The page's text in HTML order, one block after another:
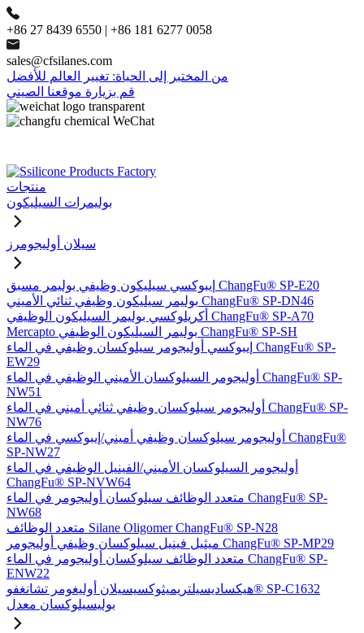
+86 27 8439 6550 | +86 181 6277 0058
sales@cfsilanes.com
من المختبر إلى الحياة: تغيير العالم للأفضل
قم بزيارة موقعنا الصيني
منتجات
بوليمرات السيليكون
سيلان أوليجومرز
إيبوكسي سيليكون وظيفي بوليمر مسبق ChangFu® SP-E20
بوليمر سيليكون وظيفي ثنائي الأميني ChangFu® SP-DN46
أكريلوكسي بوليمر السيليكون الوظيفي ChangFu® SP-A70
Mercapto بوليمر السيليكون الوظيفي ChangFu® SP-SH
إيبوكسي أوليجومر سيلوكسان وظيفي في الماء ChangFu® SP-
EW29
أوليجومر السيلوكسان الأميني الوظيفي في الماء ChangFu® SP-
NW51
أوليجومر سيلوكسان وظيفي ثنائي أميني في الماء ChangFu® SP-
NW76
أوليجومر سيلوكسان وظيفي أميني/إيبوكسي في الماء ChangFu®
SP-NW27
أوليجومر السيلوكسان الأميني/الفينيل الوظيفي في الماء
ChangFu® SP-NVW64
متعدد الوظائف سيلوكسان أوليجومر في الماء ChangFu® SP-
NW68
متعدد الوظائف Silane Oligomer ChangFu® SP-N28
ميثيل فينيل سيلوكسان وظيفي أوليجومر ChangFu® SP-MP29
متعدد الوظائف سيلوكسان أوليجومر في الماء ChangFu® SP-
ENW22
هيكساديسيلتريميثوكسيسيلان أوليغومر تشانغفو® SP-C1632
بوليسيلوكسان معدل